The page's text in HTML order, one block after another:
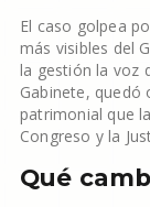
El caso golpea
más visibles del
la gestión la voz
Gabinete, quedó
patrimonial que
Congreso y la
Qué